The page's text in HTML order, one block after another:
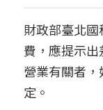
杏和吃喝
長照相關
股權信託
不動產信
財團法人
臺灣腸癌
專業服務
公司法
線上諮詢
財政部臺北
費，應提示
營業有關者
定。